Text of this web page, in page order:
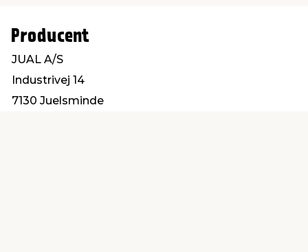
Producent
JUAL A/S
Industrivej 14
7130 Juelsminde